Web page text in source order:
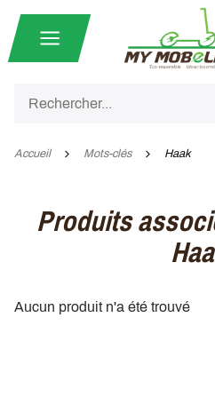
Accueil Mots-clés Haak
Produits
Aucun produit n'a été trouvé